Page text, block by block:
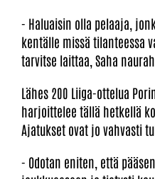
- Haluaisin olla pelaaja,
kentälle missä tilanteessa
tarvitse laittaa, Saha
Lähes 200 Liiga-ottelua
harjoittelee tällä hetkellä
Ajatukset ovat jo vahvasti
- Odotan eniten, että